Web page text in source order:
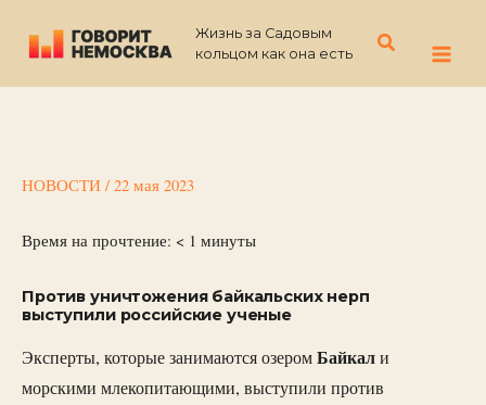
содержимому
Жизнь за Садовым
кольцом как она есть
Поиск
НОВОСТИ / 22 мая 2023
Время на прочтение: < 1 минуты
Против уничтожения байкальских нерп
выступили российские ученые
Эксперты, которые занимаются озеромБайкали
морскими млекопитающими, выступили против